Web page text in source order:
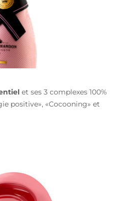
et ses 3 complexes 100%
positive», «Cocooning» et